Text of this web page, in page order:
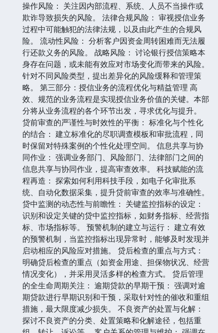
操作风险： 关注因内部流程、系统、人员不当操作或
欺诈导致损失的风险。 法律合规风险： 审视授信业务
过程中可能触犯的法律法规，以及由此产生的合规风
险。 流动性风险： 分析客户因资金周转困难而无法履
行还款义务的风险。 战略风险： 讨论银行授信策略本
身存在问题，或未能有效应对市场变化而带来的风险。
针对不同风险类型，提出差异化的风险缓释和管理策
略。 第三部分：授信业务的流程优化与精益管理 高
效、规范的业务流程是实现授信业务价值的关键。本部
分将从业务流程的各个环节出发，寻求优化与提升。
贷前审查的严谨性与时效性的平衡： 标准化与个性化
的结合： 建立标准化的尽职调查模板和审批流程，同
时保留对特殊案例的个性化处理空间。 信息共享与协
同作业： 强调业务部门、风险部门、法律部门之间的
信息共享与协同作业，提高审查效率。 科技赋能的流
程再造： 探索如何利用科技手段，如电子化审批系
统、自动化数据采集，提升贷前审查的效率与准确性。
贷中监测的动态性与前瞻性： 关键监控指标的设定：
识别和设定关键的贷中监控指标，如财务指标、经营指
标、市场指标等。 预警机制的建立与运行： 建立有效
的预警机制，当监控指标出现异常时，能够及时发现并
启动相应的风险应对措施。 贷后检查的重点与方式：
明确贷后检查的重点（如资金用途、担保物状况、经营
情况变化），并采用灵活多样的检查方式。 贷后管理
的全生命周期关注： 逾期贷款的早期干预： 强调对逾
期贷款进行早期识别和干预，采取针对性的催收和重组
措施，最大限度减少损失。 不良资产的处置与化解：
探讨不良资产的分类、处置策略和化解途径，包括重